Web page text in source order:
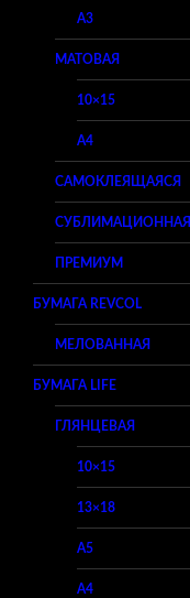
A3
МАТОВАЯ
10×15
A4
САМОКЛЕЯЩАЯСЯ
СУБЛИМАЦИОННАЯ
ПРЕМИУМ
БУМАГА REVCOL
МЕЛОВАННАЯ
БУМАГА LIFE
ГЛЯНЦЕВАЯ
10×15
13×18
A5
A4